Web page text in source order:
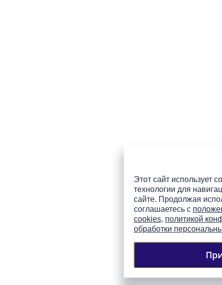
Этот сайт использует
технологии для
сайте. Продолжая
соглашаетесь с
cookies, политикой
обработки